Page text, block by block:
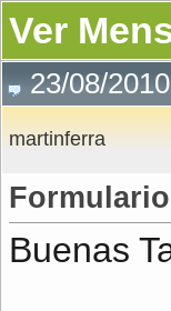
Ver
23/08/
martinferra
Buenas